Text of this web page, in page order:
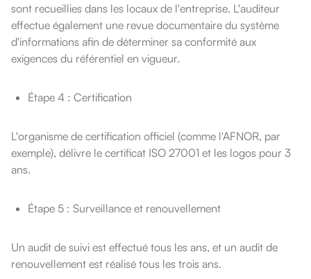
sont recueillies dans les locaux de l'entreprise. L'auditeur
effectue également une revue documentaire du système
d'informations afin de déterminer sa conformité aux
exigences du référentiel en vigueur.
Étape 4 : Certification
L'organisme de certification officiel (comme l'AFNOR, par
exemple), délivre le certificat ISO 27001 et les logos pour 3
ans.
Étape 5 : Surveillance et renouvellement
Un audit de suivi est effectué tous les ans, et un audit de
renouvellement est réalisé tous les trois ans.